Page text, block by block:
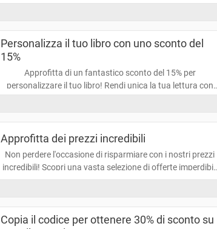
risparmiare!
Personalizza il tuo libro con uno sconto del
15%
Approfitta di un fantastico sconto del 15% per
personalizzare il tuo libro! Rendi unica la tua lettura con
Approfitta dei prezzi incredibili
Non perdere l'occasione di risparmiare con i nostri prezzi
incredibili! Scopri una vasta selezione di offerte imperdibili
e approfitta di sconti esclusivi su prodotti di alta qualità.
Copia il codice per ottenere 30% di sconto su